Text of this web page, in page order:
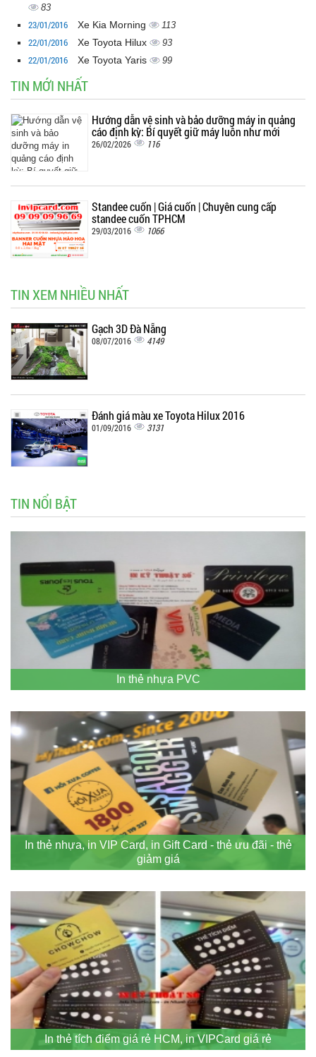
83
23/01/2016 Xe Kia Morning 113
22/01/2016 Xe Toyota Hilux 93
22/01/2016 Xe Toyota Yaris 99
TIN MỚI NHẤT
Hướng dẫn vệ sinh và bảo dưỡng máy in quảng
cáo định kỳ: Bí quyết giữ máy luôn như mới
26/02/2026 116
Standee cuốn | Giá cuốn | Chuyên cung cấp
standee cuốn TPHCM
29/03/2016 1066
TIN XEM NHIỀU NHẤT
Gạch 3D Đà Nẵng
08/07/2016 4149
Đánh giá màu xe Toyota Hilux 2016
01/09/2016 3131
TIN NỔI BẬT
In thẻ nhựa PVC
In thẻ nhựa, in VIP Card, in Gift Card - thẻ ưu đãi - thẻ
giảm giá
In thẻ tích điểm giá rẻ HCM, in VIPCard giá rẻ